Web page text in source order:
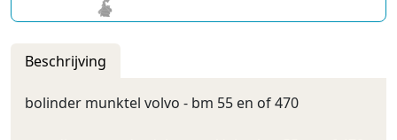
Beschrijving
bolinder munktel volvo - bm 55 en of 470